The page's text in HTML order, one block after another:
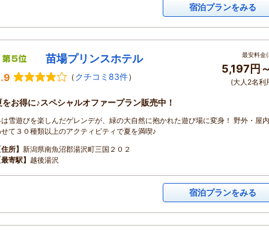
宿泊プランをみる
苗場プリンスホテル
（クチコミ83件）
最安料金
5,197円～
(大人2名利
をお得に♪スペシャルオファープラン販売中！
雪遊びを楽しんだゲレンデが、緑の大自然に抱かれた遊び場に変身！ 野外・屋
て３０種類以上のアクティビティで夏を満喫♪
所】 新潟県南魚沼郡湯沢町三国２０２
寄駅】 越後湯沢
宿泊プランをみる